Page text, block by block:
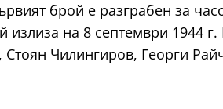
брой е разграбен за
излиза на 8 септември 1944
Чилингиров, Георги